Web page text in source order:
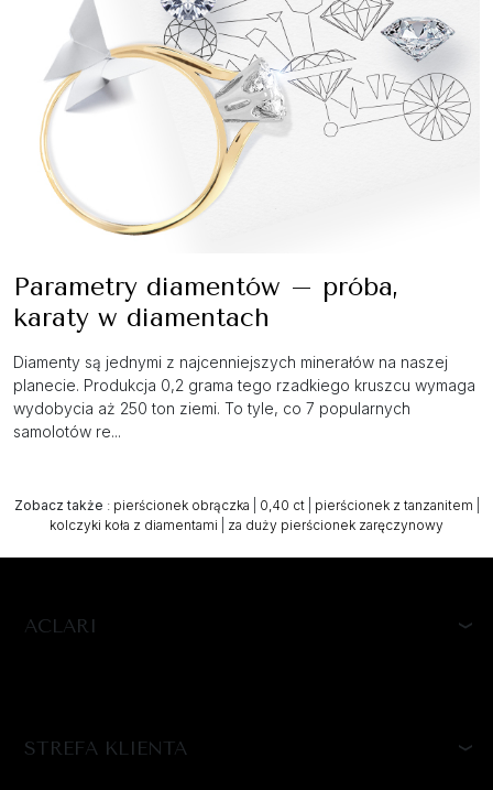
Parametry diamentów – próba,
karaty w diamentach
Diamenty są jednymi z najcenniejszych minerałów na naszej
planecie. Produkcja 0,2 grama tego rzadkiego kruszcu wymaga
wydobycia aż 250 ton ziemi. To tyle, co 7 popularnych
samolotów re...
Zobacz także : pierścionek obrączka 0,40 ct| pierścionek z tanzanitem
kolczyki koła z diamentami
za duży pierścionek zaręczynowy
ACLARI
STREFA KLIENTA